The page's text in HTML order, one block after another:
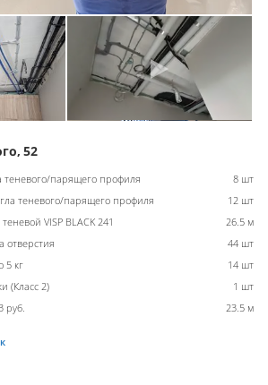
52
теневого/парящего профиля
8 шт
теневого/парящего профиля
12 шт
VISP BLACK 241
26.5 м
отверстия
44 шт
5 кг
14 шт
(Класс 2)
1 шт
руб.
23.5 м